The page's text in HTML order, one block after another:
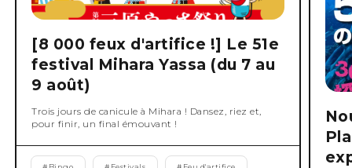
[8 000 feux d'artifice !] Le 51e
festival Mihara Yassa (du 7 au
9 août)
Trois jours de canicule à Mihara ! Dansez, riez et,
pour finir, un final émouvant !